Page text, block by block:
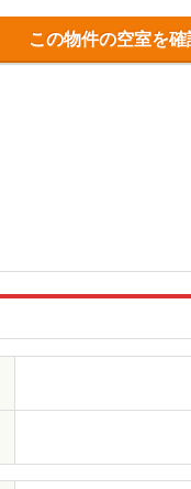
この物件の空室を